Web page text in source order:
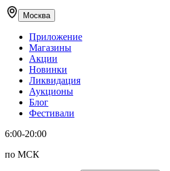
Москва
Приложение
Магазины
Акции
Новинки
Ликвидация
Аукционы
Блог
Фестивали
6:00-20:00
по МСК